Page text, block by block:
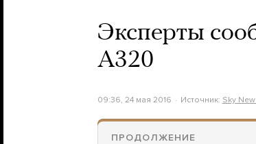
Эксперты
A320
09:36, 24 мая 2016 Источник: Sky
ПРОДОЛЖЕНИЕ